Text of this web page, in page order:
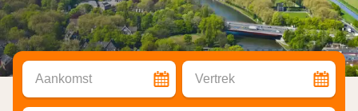
Aankomst Vertrek